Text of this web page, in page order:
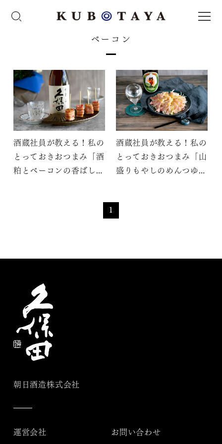
ベーコン
酒蔵社員が教える！私の
とっておきおつまみ「酒
粕とベーコンの香ばしミ
酒蔵社員が教える！私の
とっておきおつまみ「山
盛りもやしのめんつゆベ
1
朝日酒造株式会社
運営会社 お問い合わせ